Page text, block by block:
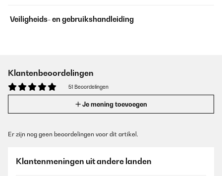
Veiligheids- en gebruikshandleiding
Klantenbeoordelingen
51 Beoordelingen
Je mening toevoegen
Er zijn nog geen beoordelingen voor dit artikel.
Klantenmeningen uit andere landen